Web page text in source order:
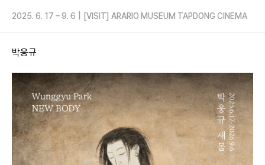
2025. 6. 17 – 9. 6 [VISIT] ARARIO MUSEUM TAPDONG CINEMA
박웅규